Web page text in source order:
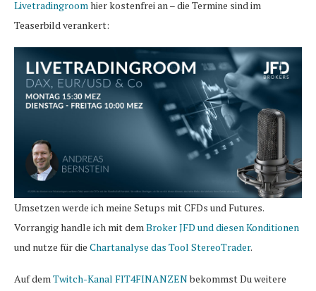
Livetradingroomhier kostenfrei an – die Termine sind im
Teaserbild verankert:
Umsetzen werde ich meine Setups mit CFDs und Futures.
Vorrangig handle ich mit demBroker JFD und diesen Konditionen
und nutze für die Chartanalyse das Tool StereoTrader.
Auf demTwitch-Kanal FIT4FINANZENbekommst Du weitere